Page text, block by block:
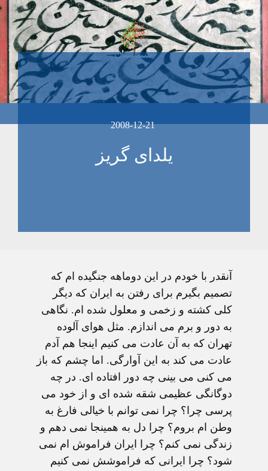
2008-12-21
یلدای گریز
آنقدر با خودم در این دوماهه جنگیده ام که
تصمیم بگیرم برای رفتن به ایران که دیگر
کلی کشته و زخمی و معلول شده ام. نگاهی
به دور و برم می اندازم. مثل هوای آلوده
تهران که به آن عادت می کنیم اینجا هم آدم
عادت می کند به این آوارگی. اما چشم که باز
می کنی می بینی چه دور افتاده ای. در چه
دوگانگی عظیمی شقه شده ای و از خود می
پرسی چرا؟ چرا نمی توانم با خیالی فارغ به
وطن ام بروم؟ چرا دل به همینجا نمی دهم و
زندگی نمی کنم؟ چرا ایران فراموش ام نمی
شود؟ چرا ایرانی که فراموشش نمی کنیم